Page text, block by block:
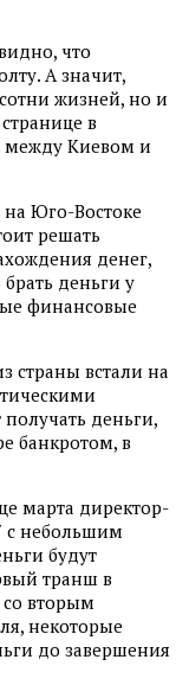
что
А значит,
жизней, но и
в
между Киевом и
Юго-Востоке
решать
денег,
деньги у
финансовые
страны встали на
деньги,
банкротом, в
марта директор-
с небольшим
будут
транш в
вторым
некоторые
до завершения